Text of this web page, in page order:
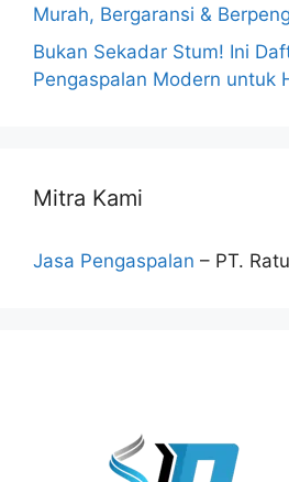
Murah, Bergaransi &
Bukan Sekadar Stum! Ini
Pengaspalan Modern untuk
Mitra Kami
Jasa Pengaspalan – PT.